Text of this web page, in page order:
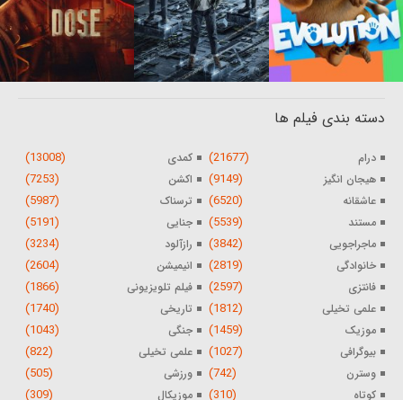
دسته بندی فیلم ها
درام (21677) کمدی (13008)
هیجان انگیز (9149) اکشن (7253)
عاشقانه (6520) ترسناک (5987)
مستند (5539) جنایی (5191)
ماجراجویی (3842) رازآلود (3234)
خانوادگی (2819) انیمیشن (2604)
فانتزی (2597) فیلم تلویزیونی (1866)
علمی تخیلی (1812) تاریخی (1740)
موزیک (1459) جنگی (1043)
بیوگرافی (1027) علمی تخیلی (822)
وسترن (742) ورزشی (505)
کوتاه (310) موزیکال (309)